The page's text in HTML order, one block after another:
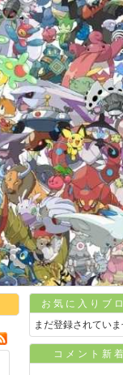
お気に入りブ
まだ登録されていま
コメント新着